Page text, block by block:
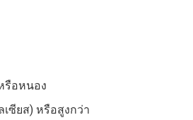
รือหนอง
ซียส) หรือสูงกว่า